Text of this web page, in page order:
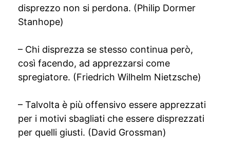
disprezzo non si perdona. (Philip Dormer
Stanhope)
– Chi disprezza se stesso continua però,
così facendo, ad apprezzarsi come
spregiatore. (Friedrich Wilhelm Nietzsche)
– Talvolta è più offensivo essere apprezzati
per i motivi sbagliati che essere disprezzati
per quelli giusti. (David Grossman)